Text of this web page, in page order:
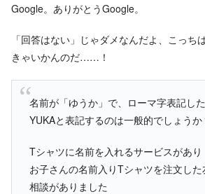
Google。ありがとうGoogle。
「回答はない」じゃダメなんだよ、こっち
きゃいかんのだ……！
名前が「ゆうか」で、ローマ字表記した
YUKAと表記するのは一般的でしょうか
Tシャツに名前を入れるサービスがあり
お子さんの名前入りTシャツを注文した
相談がありました